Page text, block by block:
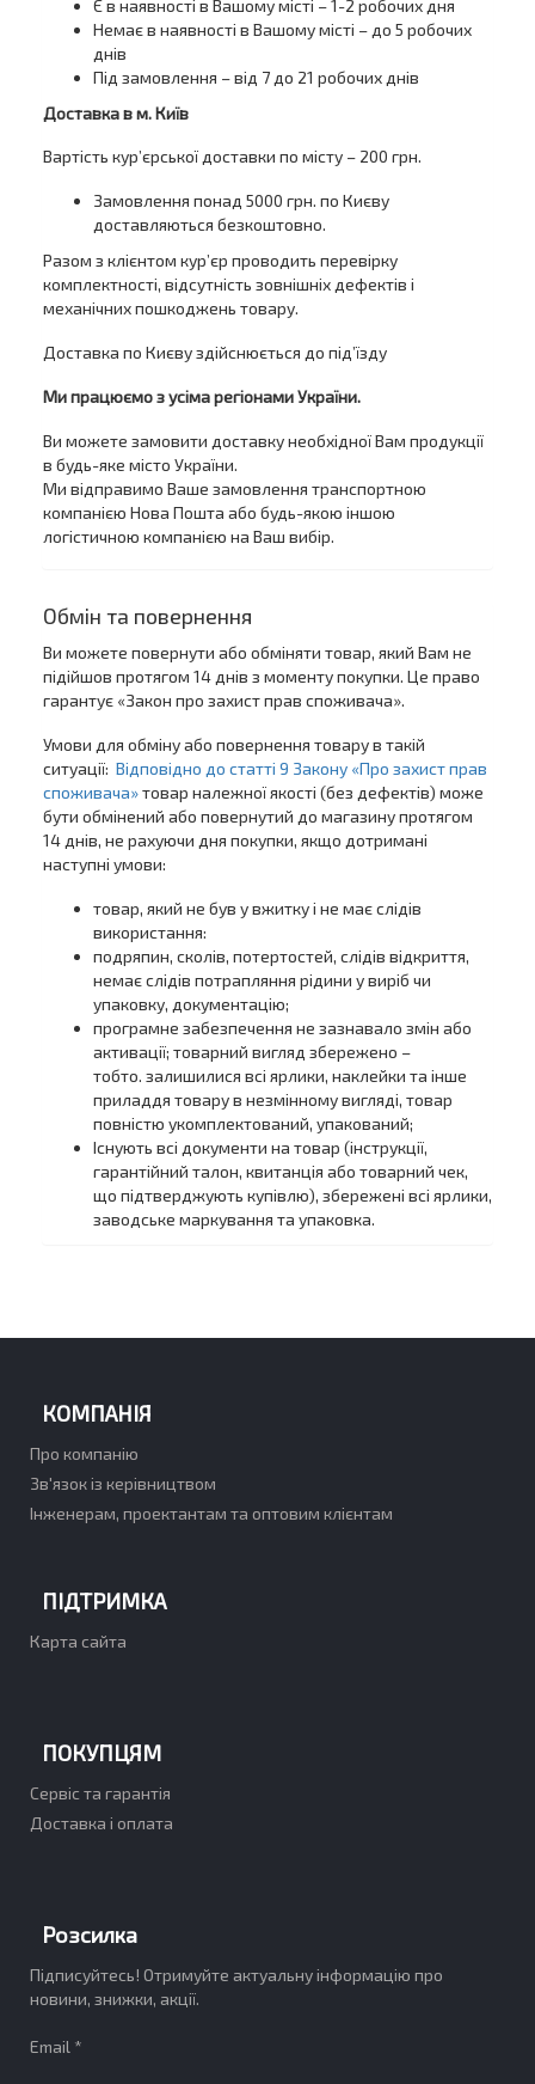
Є в наявності в Вашому місті – 1-2 робочих дня
Немає в наявності в Вашому місті – до 5 робочих
днів
Під замовлення – від 7 до 21 робочих днів
Доставка в м. Київ
Вартість кур’єрської доставки по місту – 200 грн.
Замовлення понад 5000 грн. по Києву
доставляються безкоштовно.
Разом з клієнтом кур’єр проводить перевірку
комплектності, відсутність зовнішніх дефектів і
механічних пошкоджень товару.
Доставка по Києву здійснюється до під’їзду
Ми працюємо з усіма регіонами України.
Ви можете замовити доставку необхідної Вам продукції
в будь-яке місто України.
Ми відправимо Ваше замовлення транспортною
компанією Нова Пошта або будь-якою іншою
логістичною компанією на Ваш вибір.
Обмін та повернення
Ви можете повернути або обміняти товар, який Вам не
підійшов протягом 14 днів з моменту покупки. Це право
гарантує «Закон про захист прав споживача».
Умови для обміну або повернення товару в такій
ситуації: Відповідно до статті 9 Закону «Про захист прав
споживача»товар належної якості (без дефектів) може
бути обмінений або повернутий до магазину протягом
14 днів, не рахуючи дня покупки, якщо дотримані
наступні умови:
товар, який не був у вжитку і не має слідів
використання:
подряпин, сколів, потертостей, слідів відкриття,
немає слідів потрапляння рідини у виріб чи
упаковку, документацію;
програмне забезпечення не зазнавало змін або
активації; товарний вигляд збережено –
тобто. залишилися всі ярлики, наклейки та інше
приладдя товару в незмінному вигляді, товар
повністю укомплектований, упакований;
Існують всі документи на товар (інструкції,
гарантійний талон, квитанція або товарний чек,
що підтверджують купівлю), збережені всі ярлики,
заводське маркування та упаковка.
КОМПАНІЯ
Про компанію
Зв'язок із керівництвом
Інженерам, проектантам та оптовим клієнтам
ПІДТРИМКА
Карта сайта
ПОКУПЦЯМ
Сервіс та гарантія
Доставка і оплата
Розсилка
Підписуйтесь! Отримуйте актуальну інформацію про
новини, знижки, акції.
Email *